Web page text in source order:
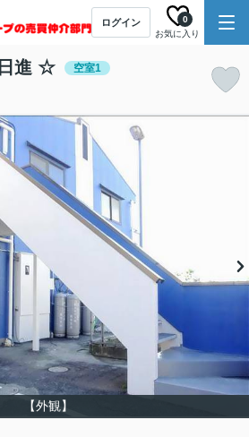
ログイン
お気に入り
0
進 ☆ 空室1
【外観】